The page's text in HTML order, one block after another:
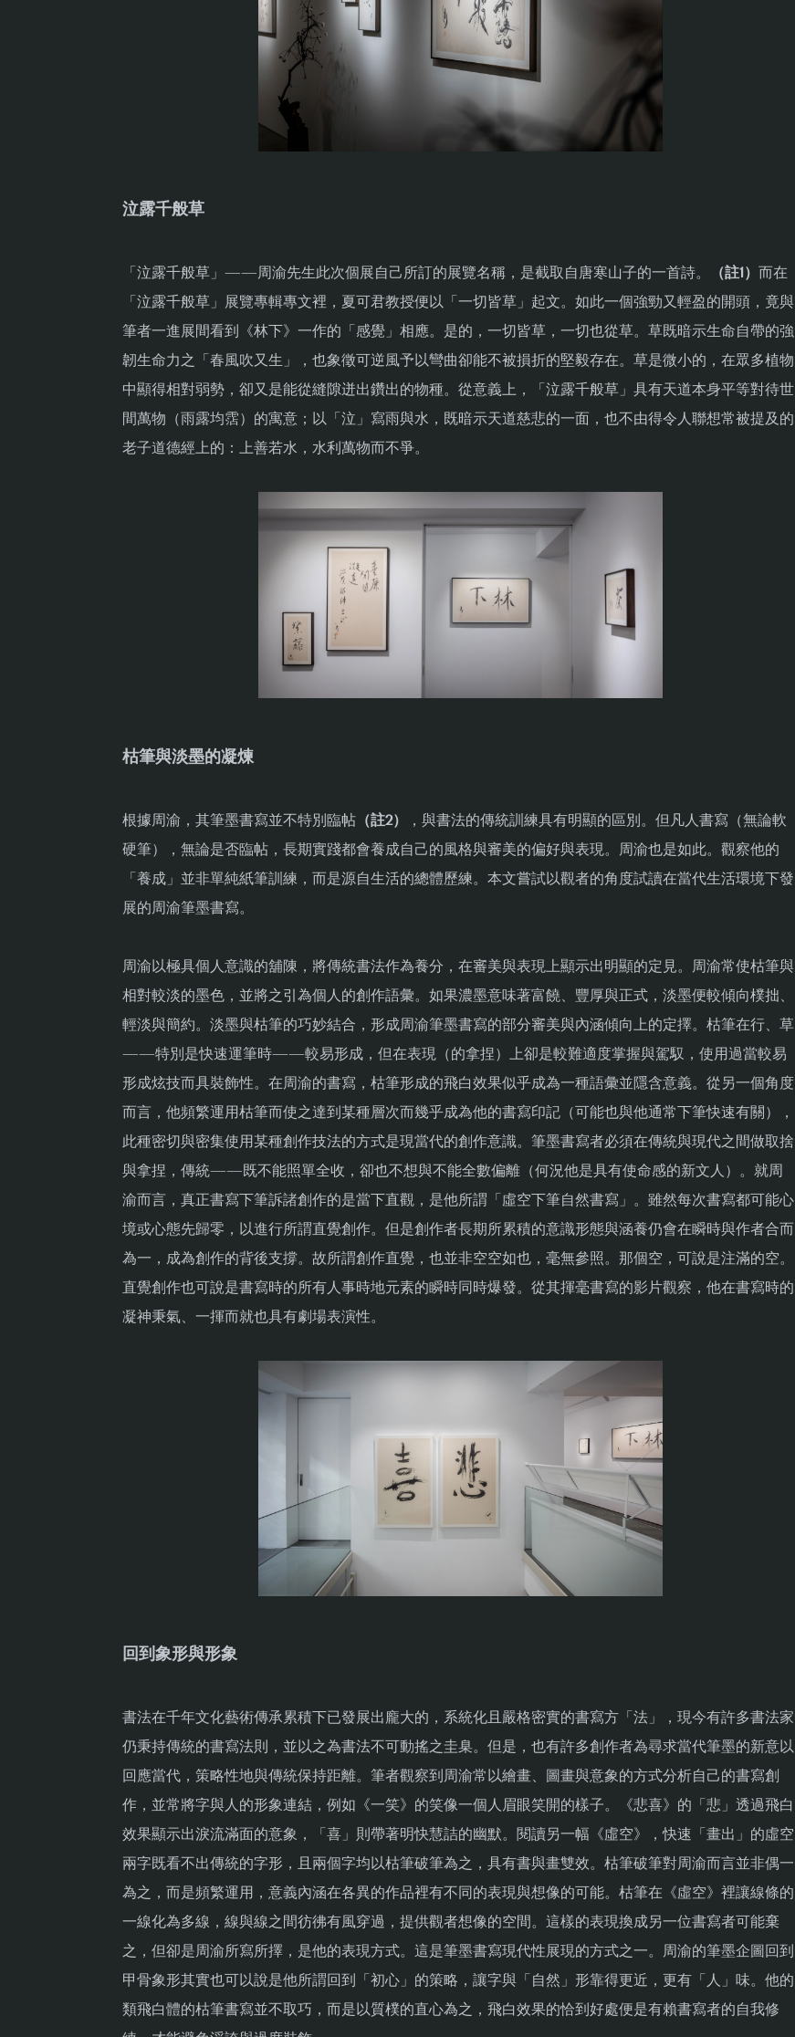
泣露千般草
「泣露千般草」——周渝先生此次個展自己所訂的展覽名稱，是截取自唐寒山子的一首詩。 （註1）而在
「泣露千般草」展覽專輯專文裡，夏可君教授便以「一切皆草」起文。如此一個強勁又輕盈的開頭，竟與
筆者一進展間看到《林下》一作的「感覺」相應。是的，一切皆草，一切也從草。草既暗示生命自帶的強
韌生命力之「春風吹又生」，也象徵可逆風予以彎曲卻能不被損折的堅毅存在。草是微小的，在眾多植物
中顯得相對弱勢，卻又是能從縫隙迸出鑽出的物種。從意義上，「泣露千般草」具有天道本身平等對待世
間萬物（雨露均霑）的寓意；以「泣」寫雨與水，既暗示天道慈悲的一面，也不由得令人聯想常被提及的
老子道德經上的：上善若水，水利萬物而不爭。
枯筆與淡墨的凝煉
根據周渝，其筆墨書寫並不特別臨帖 （註2）
，與書法的傳統訓練具有明顯的區別。但凡人書寫（無論軟
硬筆），無論是否臨帖，長期實踐都會養成自己的風格與審美的偏好與表現。周渝也是如此。觀察他的
「養成」並非單純紙筆訓練，而是源自生活的總體歷練。本文嘗試以觀者的角度試讀在當代生活環境下發
展的周渝筆墨書寫。
周渝以極具個人意識的舖陳，將傳統書法作為養分，在審美與表現上顯示出明顯的定見。周渝常使枯筆與
相對較淡的墨色，並將之引為個人的創作語彙。如果濃墨意味著富饒、豐厚與正式，淡墨便較傾向樸拙、
輕淡與簡約。淡墨與枯筆的巧妙結合，形成周渝筆墨書寫的部分審美與內涵傾向上的定擇。枯筆在行、草
——特別是快速運筆時——較易形成，但在表現（的拿捏）上卻是較難適度掌握與駕馭，使用過當較易
形成炫技而具裝飾性。在周渝的書寫，枯筆形成的飛白效果似乎成為一種語彙並隱含意義。從另一個角度
而言，他頻繁運用枯筆而使之達到某種層次而幾乎成為他的書寫印記（可能也與他通常下筆快速有關），
此種密切與密集使用某種創作技法的方式是現當代的創作意識。筆墨書寫者必須在傳統與現代之間做取捨
與拿捏，傳統——既不能照單全收，卻也不想與不能全數偏離（何況他是具有使命感的新文人）。就周
渝而言，真正書寫下筆訴諸創作的是當下直觀，是他所謂「虛空下筆自然書寫」。雖然每次書寫都可能心
境或心態先歸零，以進行所謂直覺創作。但是創作者長期所累積的意識形態與涵養仍會在瞬時與作者合而
為一，成為創作的背後支撐。故所謂創作直覺，也並非空空如也，毫無參照。那個空，可說是注滿的空。
直覺創作也可說是書寫時的所有人事時地元素的瞬時同時爆發。從其揮毫書寫的影片觀察，他在書寫時的
凝神秉氣、一揮而就也具有劇場表演性。
回到象形與形象
書法在千年文化藝術傳承累積下已發展出龐大的，系統化且嚴格密實的書寫方「法」，現今有許多書法家
仍秉持傳統的書寫法則，並以之為書法不可動搖之圭臬。但是，也有許多創作者為尋求當代筆墨的新意以
回應當代，策略性地與傳統保持距離。筆者觀察到周渝常以繪畫、圖畫與意象的方式分析自己的書寫創
作，並常將字與人的形象連結，例如《一笑》的笑像一個人眉眼笑開的樣子。《悲喜》的「悲」透過飛白
效果顯示出淚流滿面的意象，「喜」則帶著明快慧詰的幽默。閱讀另一幅《虛空》，快速「畫出」的虛空
兩字既看不出傳統的字形，且兩個字均以枯筆破筆為之，具有書與畫雙效。枯筆破筆對周渝而言並非偶一
為之，而是頻繁運用，意義內涵在各異的作品裡有不同的表現與想像的可能。枯筆在《虛空》裡讓線條的
一線化為多線，線與線之間彷彿有風穿過，提供觀者想像的空間。這樣的表現換成另一位書寫者可能棄
之，但卻是周渝所寫所擇，是他的表現方式。這是筆墨書寫現代性展現的方式之一。周渝的筆墨企圖回到
甲骨象形其實也可以說是他所謂回到「初心」的策略，讓字與「自然」形靠得更近，更有「人」味。他的
類飛白體的枯筆書寫並不取巧，而是以質樸的直心為之，飛白效果的恰到好處便是有賴書寫者的自我修